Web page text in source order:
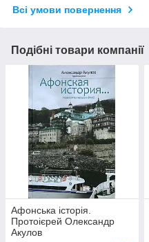
Всі умови повернення
Подібні товари компанії
Афонська історія.
Протоієрей Олександр
Акулов